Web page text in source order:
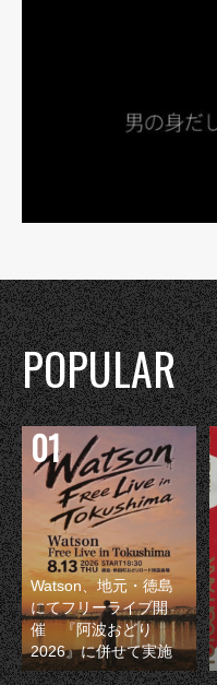
POPULAR
Watson、地元・徳島
にてフリーライブ開
催 『阿波おどり
2026』に併せて実施